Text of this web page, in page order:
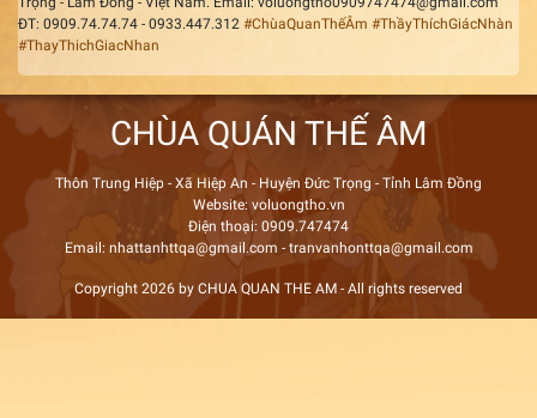
ĐT: 0909.74.74.74 - 0933.447.312 #ChùaQuanThếÂm #ThầyThíchGiácNhàn
#ThayThichGiacNhan
CHÙA QUÁN THẾ ÂM
Thôn Trung Hiệp - Xã Hiệp An - Huyện Đức Trọng - Tỉnh Lâm Đồng
Website: voluongtho.vn
Điện thoại: 0909.747474
Email: nhattanhttqa@gmail.com - tranvanhonttqa@gmail.com
Copyright 2026 by CHUA QUAN THE AM - All rights reserved